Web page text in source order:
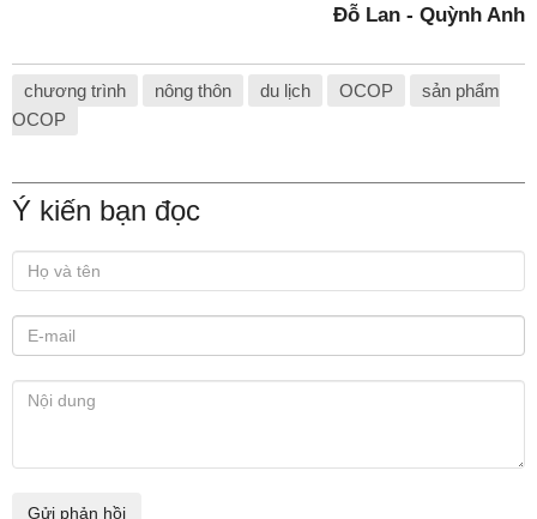
Đỗ Lan - Quỳnh Anh
chương trình nông thôn du lịch OCOP
sản phẩm
OCOP
Ý kiến bạn đọc